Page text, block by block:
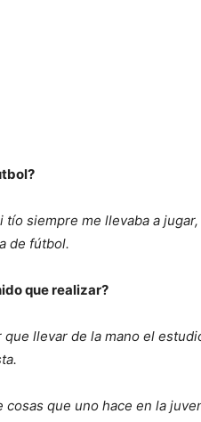
tío siempre me llevaba a
de fútbol.
que realizar?
llevar de la mano el
cosas que uno hace en la